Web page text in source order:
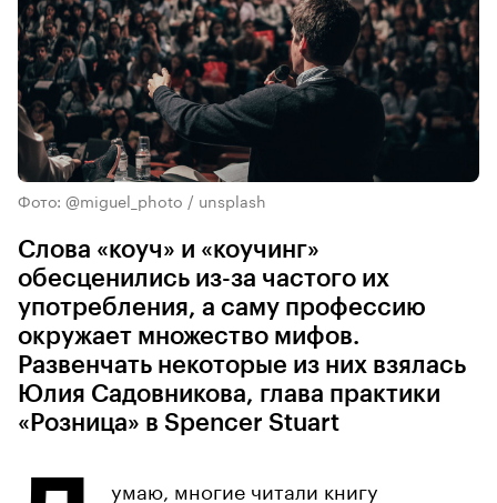
Фото: @miguel_photo / unsplash
Слова «коуч» и «коучинг»
обесценились из-за частого их
употребления, а саму профессию
окружает множество мифов.
Развенчать некоторые из них взялась
Юлия Садовникова, глава практики
«Розница» в Spencer Stuart
умаю, многие читали книгу